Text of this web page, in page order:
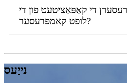
די קאַפּאַציטעט פון די
לופט קאַמפּרעסער?
נייַעס